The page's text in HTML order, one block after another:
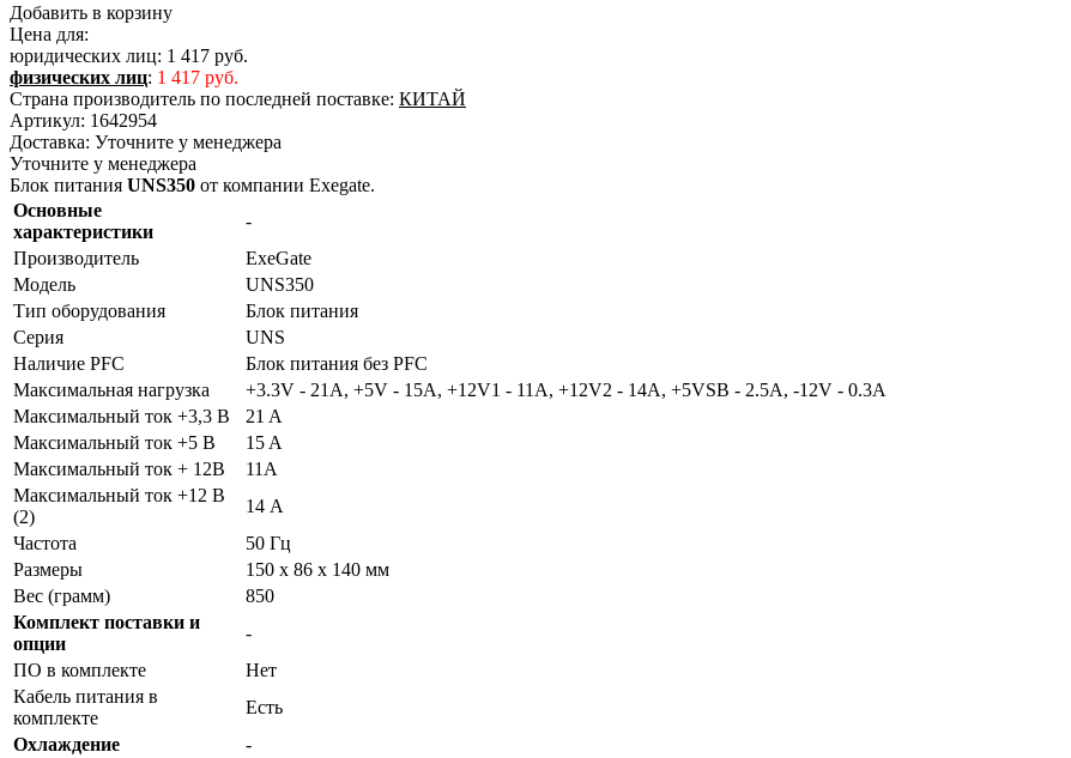
Добавить в корзину
Цена для:
юридических лиц: 1 417 руб.
физических лиц: 1 417 руб.
Страна производитель по последней поставке: КИТАЙ
Артикул: 1642954
Доставка: Уточните у менеджера
Уточните у менеджера
Блок питания UNS350 от компании Exegate.
Основные
характеристики
-
Производитель
ExeGate
Модель
UNS350
Тип оборудования
Блок питания
Серия
UNS
Наличие PFC
Блок питания без PFC
Максимальная нагрузка
+3.3V - 21A, +5V - 15A, +12V1 - 11A, +12V2 - 14A, +5VSB - 2.5A, -12V - 0.3A
Максимальный ток +3,3 В
21 A
Максимальный ток +5 В
15 A
Максимальный ток + 12В
11А
Максимальный ток +12 В
(2)
14 А
Частота
50 Гц
Размеры
150 x 86 x 140 мм
Вес (грамм)
850
Комплект поставки и
опции
-
ПО в комплекте
Нет
Кабель питания в
комплекте
Есть
Охлаждение
-